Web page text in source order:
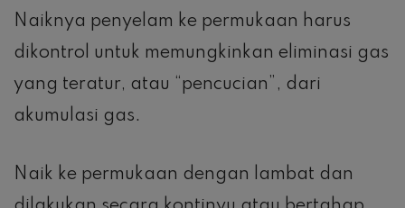
Naiknya penyelam ke permukaan harus
dikontrol untuk memungkinkan eliminasi gas
yang teratur, atau “pencucian”, dari
akumulasi gas.
Naik ke permukaan dengan lambat dan